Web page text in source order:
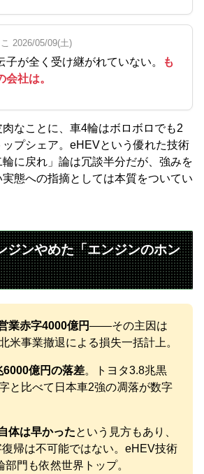
2026/05/09(土)
子が全く受け継がれていない。
も
会社は。
肉なことに、車4輪はボロボロでも2
プシェア。eHEVという優れた技術
に戻れ」論は冗談半分だが、強みを
態への指摘としては本質をついてい
ジンやめた「エンジンのホン
業赤字4000億円——その主因は
米事業撤退による損失一括計上。
6000億円の落差。トヨタ3.8兆黒
と比べて日本車2強の凋落が数字
体は早かったという見方もあり、
帰は不可能ではない。eHEV技術
門も依然世界トップ。